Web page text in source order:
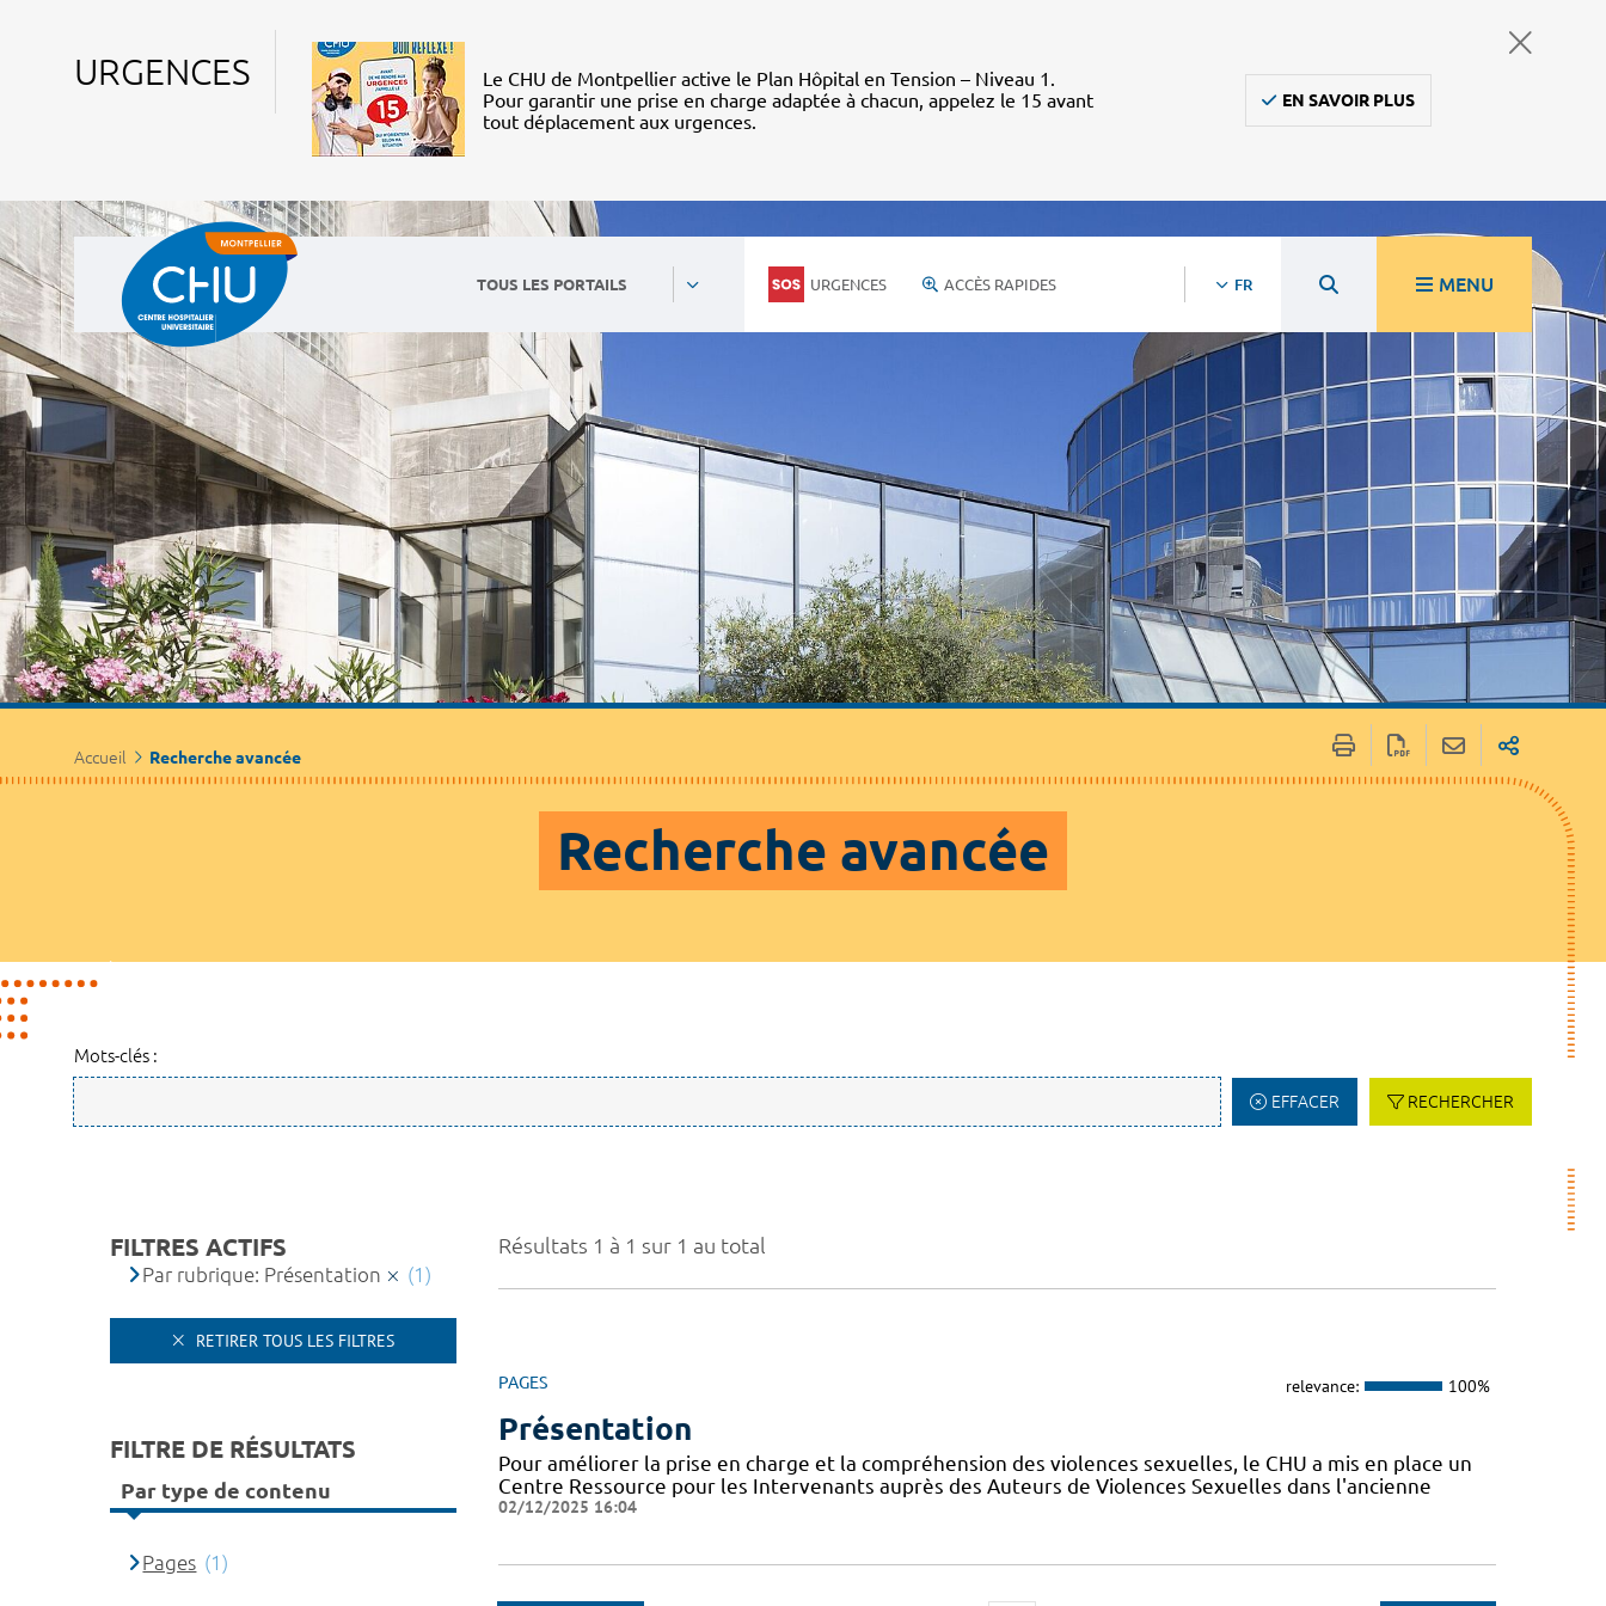
URGENCES
Le CHU de Montpellier active le Plan Hôpital en Tension – Niveau 1.
Pour garantir une prise en charge adaptée à chacun, appelez le 15 avant
tout déplacement aux urgences.
EN SAVOIR PLUS
TOUS LES PORTAILS URGENCES ACCÈS RAPIDES FR MENU
Accueil Recherche avancée
Recherche avancée
Mots-clés :
EFFACER RECHERCHER
Résultats 1 à 1 sur 1 au total
PAGES relevance: 100%
Présentation
Pour améliorer la prise en charge et la compréhension des violences sexuelles, le CHU a mis en place un
Centre Ressource pour les Intervenants auprès des Auteurs de Violences Sexuelles dans l'ancienne
02/12/2025 16:04
FILTRES ACTIFS
Par rubrique: Présentation (1)
RETIRER TOUS LES FILTRES
FILTRE DE RÉSULTATS
Par type de contenu
Pages (1)